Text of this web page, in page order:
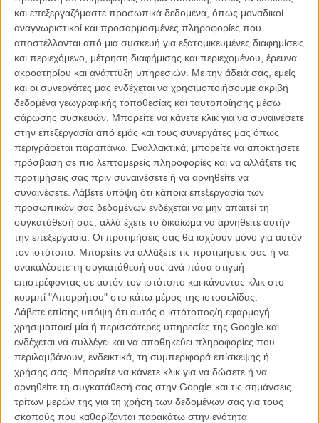
και επεξεργαζόμαστε προσωπικά δεδομένα, όπως μοναδικοί
αναγνωριστικοί και προσαρμοσμένες πληροφορίες που
αποστέλλονται από μια συσκευή για εξατομικευμένες διαφημίσεις
και περιεχόμενο, μέτρηση διαφήμισης και περιεχομένου, έρευνα
ακροατηρίου και ανάπτυξη υπηρεσιών. Με την άδειά σας, εμείς
και οι συνεργάτες μας ενδέχεται να χρησιμοποιήσουμε ακριβή
δεδομένα γεωγραφικής τοποθεσίας και ταυτοποίησης μέσω
σάρωσης συσκευών. Μπορείτε να κάνετε κλικ για να συναινέσετε
στην επεξεργασία από εμάς και τους συνεργάτες μας όπως
περιγράφεται παραπάνω. Εναλλακτικά, μπορείτε να αποκτήσετε
πρόσβαση σε πιο λεπτομερείς πληροφορίες και να αλλάξετε τις
προτιμήσεις σας πριν συναινέσετε ή να αρνηθείτε να
συναινέσετε. Λάβετε υπόψη ότι κάποια επεξεργασία των
προσωπικών σας δεδομένων ενδέχεται να μην απαιτεί τη
συγκατάθεσή σας, αλλά έχετε το δικαίωμα να αρνηθείτε αυτήν
την επεξεργασία. Οι προτιμήσεις σας θα ισχύουν μόνο για αυτόν
τον ιστότοπο. Μπορείτε να αλλάξετε τις προτιμήσεις σας ή να
ανακαλέσετε τη συγκατάθεσή σας ανά πάσα στιγμή
επιστρέφοντας σε αυτόν τον ιστότοπο και κάνοντας κλικ στο
κουμπί "Απορρήτου" στο κάτω μέρος της ιστοσελίδας.
Λάβετε επίσης υπόψη ότι αυτός ο ιστότοπος/η εφαρμογή
χρησιμοποιεί μία ή περισσότερες υπηρεσίες της Google και
ενδέχεται να συλλέγει και να αποθηκεύει πληροφορίες που
περιλαμβάνουν, ενδεικτικά, τη συμπεριφορά επίσκεψης ή
χρήσης σας. Μπορείτε να κάνετε κλικ για να δώσετε ή να
αρνηθείτε τη συγκατάθεσή σας στην Google και τις σημάνσεις
τρίτων μερών της για τη χρήση των δεδομένων σας για τους
σκοπούς που καθορίζονται παρακάτω στην ενότητα
Η απόσταση ανάμεσα σε μια μικρή ταινία και μια ταινία που δεν
ενδιαφέρει τον κόσμο μοιάζει πλέον μηδενική σε μια Ελλάδα που
πριν τα Οσκαρ γνώρισε ένα από ταχειρότερα σύνολα εισιτηρίων σε
πενθήμεροκαι μετά τα Οσκαρ έκανε (πολύ καλά) επιτυχία το
«Logan», ενδιαφέρθηκε μια ιδέα παραπάνω για το«Manchester by
the Sea», δεν είδε το«Trainspotting 2»γιατί ξαφνικά φάνηκε σαν
ρετρό (ή κάτι τέτοιο;) και έχασε παντελώς την ευκαιρία να δει και να
απολαύσει τρεις υπέροχες ταινίες που βγήκαν την ίδια εβδομάδα -
αλλά άξιζαν όχι μόνο τα λεφτά και το ενδιαφέρον αλλά και μια
διάρκεια στις αίθουσες που τώρα δεν θα έχουν.
Αυτές είναι οι «Υποψίες»του Εμίν Αλπέρ, το«Glory»των Κριστίνα
Γκροσέβα και Πέταρ Βαλκάνοφ και η«Πιο Ευτυχισμένη Μέρα στη
Ζωή του Ολλι Μάκι»
το οποίο κατάφερε ευτυχώς σε 2 αίθουσες να
κάνει σύνολο 1.775 εισιτήρια - θα σας προτείναμε τελείως
ανεπιφύλακτα να δείτε και τις τρεις μέσα στις επόμενες ημέρες για
να καταλάβετε τι ακριβώς χάνετε όταν δεν πάτε σινεμά.
Αναλυτικά το top ten των εισιτηρίων του τετραημέρου από τις
2 μέχρι και τις 5 Μαρτίου του 2017
«Logan», 15 αίθουσες στην Αθήνα, 40 πανελλαδικά, 55.871
εισιτήρια (1η εβδομάδα)
«Μια Πόλη Δίπλα στη Θάλασσα»
, 20 αίθουσες στην Αθήνα, 32
πανελλαδικά, 9.388 εισιτήρια (3η εβδομάδα) / Σύνολο εισιτηρίων
μέχρι και σήμερα: 37.102